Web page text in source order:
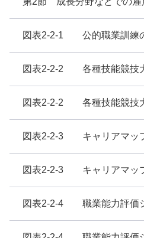
図表2-2-1 公的職業訓練
図表2-2-2 各種技能競技
図表2-2-2 各種技能競技
図表2-2-3 キャリアマッ
図表2-2-3 キャリアマッ
図表2-2-4 職業能力評価